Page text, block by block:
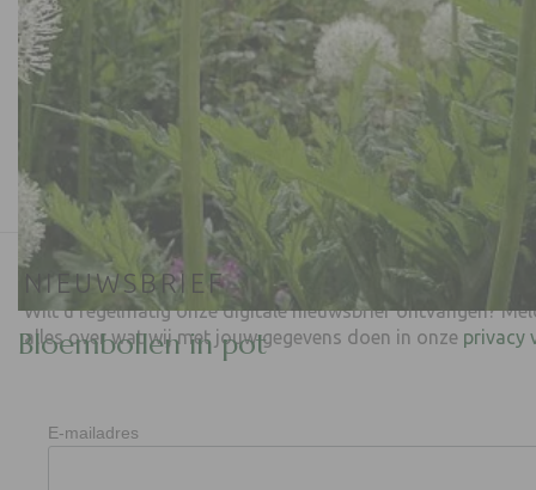
Bloembollen in pot
NIEUWSBRIEF
Wilt u regelmatig onze digitale nieuwsbrief ontvangen?
alles over wat wij met jouw gegevens doen in onze privacy
E-mailadres